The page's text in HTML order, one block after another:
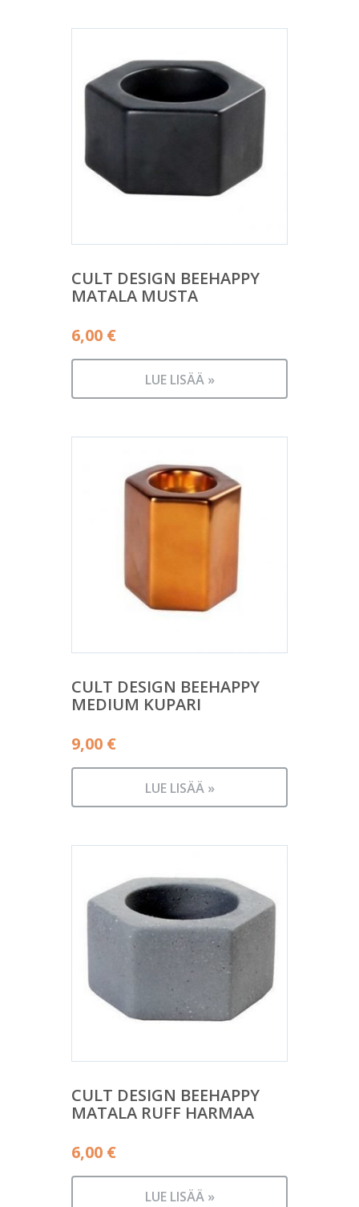
CULT DESIGN BEEHAPPY
MATALA MUSTA
6,00 €
LUE LISÄÄ »
CULT DESIGN BEEHAPPY
MEDIUM KUPARI
9,00 €
LUE LISÄÄ »
CULT DESIGN BEEHAPPY
MATALA RUFF HARMAA
6,00 €
LUE LISÄÄ »